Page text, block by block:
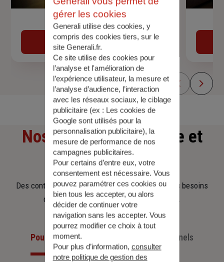
Devis assurance auto
Obtenir une estimation
Nos offresd'assurance et
d'épargne
Des contrats clairs et flexibles pour sécuriser vos besoins
d’aujourd’hui et anticiper ceux de demain.
Pour les particuliers Pour les professionnels
gérer les cookies
Generali utilise des cookies, y
compris des cookies tiers, sur le
site Generali.fr.
Ce site utilise des cookies pour
l’analyse et l'amélioration de
l’expérience utilisateur, la mesure et
l’analyse d’audience, l’interaction
avec les réseaux sociaux, le ciblage
publicitaire (ex : Les cookies de
Google sont utilisés pour la
personnalisation publicitaire), la
mesure de performance de nos
campagnes publicitaires.
Pour certains d’entre eux, votre
consentement est nécessaire. Vous
pouvez paramétrer ces cookies ou
bien tous les accepter, ou alors
décider de continuer votre
navigation sans les accepter. Vous
pourrez modifier ce choix à tout
moment.
Pour plus d’information, consulter
notre politique de gestion des